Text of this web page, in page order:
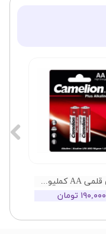
باتری قلمی AA کملیون مدل Plus Alkaline
۱۹۰,۰۰۰ تومان